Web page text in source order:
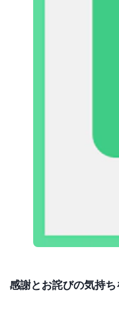
感謝とお詫びの気持ち